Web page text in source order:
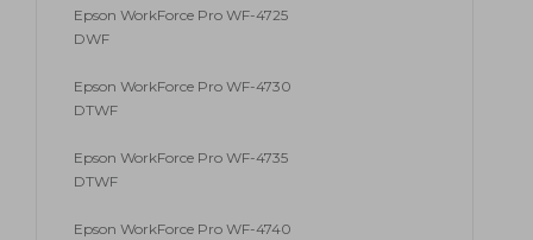
Epson WorkForce Pro WF-4725
DWF
Epson WorkForce Pro WF-4730
DTWF
Epson WorkForce Pro WF-4735
DTWF
Epson WorkForce Pro WF-4740